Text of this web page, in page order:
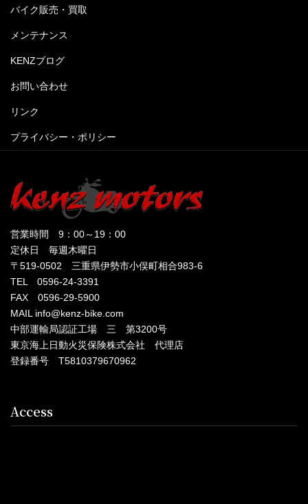
バイク販売・買取
メンテナンス
KENZブログ
お問い合わせ
リンク
プライバシー・ポリシー
営業時間 9：00～19：00
定休日 毎週木曜日
〒519-0502 三重県伊勢市小俣町相合983-6
TEL 0596-24-3391
FAX 0596-29-5900
MAIL info@kenz-bike.com
中部運輸局認証工場 三 第3200号
東京海上日動火災保険株式会社 代理店
登録番号 T5810379670962
Access